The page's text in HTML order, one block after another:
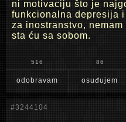
ni motivaciju što je
funkcionalna depresija
za inostranstvo,
sta ću sa sobom.
516 86
odobravam osuđujem
#3244104